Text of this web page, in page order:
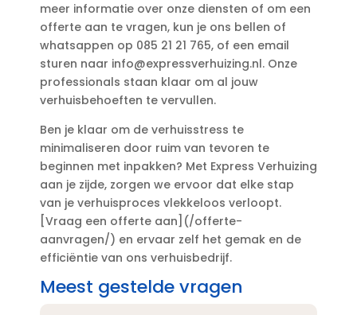
meer informatie over onze diensten of om een
offerte aan te vragen, kun je ons bellen of
whatsappen op 085 21 21 765, of een email
sturen naar info@expressverhuizing.​nl.​ Onze
professionals staan klaar om al jouw
verhuisbehoeften te vervullen.​
Ben je klaar om de verhuisstress te
minimaliseren door ruim van tevoren te
beginnen met inpakken? Met Express Verhuizing
aan je zijde, zorgen we ervoor dat elke stap
van je verhuisproces vlekkeloos verloopt.​
[Vraag een offerte aan](/offerte-
aanvragen/) en ervaar zelf het gemak en de
efficiëntie van ons verhuisbedrijf.​
Meest gestelde vragen